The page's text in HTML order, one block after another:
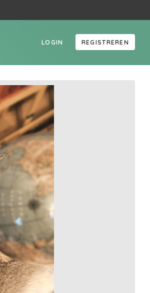
LOGIN REGISTREREN